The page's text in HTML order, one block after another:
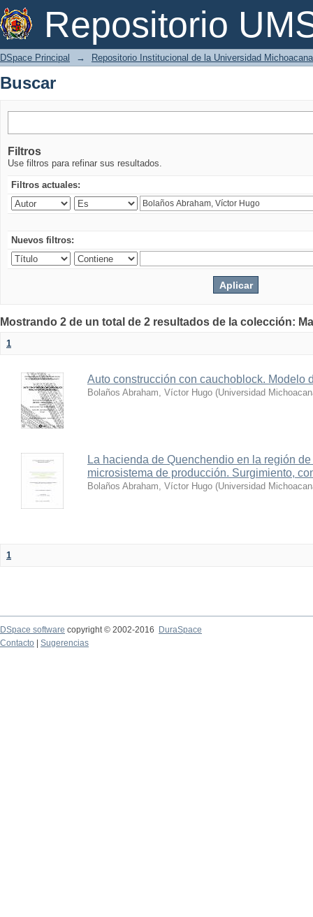
Repositorio
Buscar
DSpace Principal → Repositorio Institucional de la Universidad
Buscar
Filtros
Use filtros para refinar sus resultados.
Filtros actuales:
Nuevos filtros:
Mostrando 2 de un total de 2 resultados de la colección:
1
Auto construcción con cauchoblock. Modelo
Bolaños Abraham, Víctor Hugo (Universidad
La hacienda de Quenchendio en la región
microsistema de producción. Surgimiento,
Bolaños Abraham, Víctor Hugo (Universidad
1
DSpace software copyright © 2002-2016
DuraSpace
Contacto
Sugerencias